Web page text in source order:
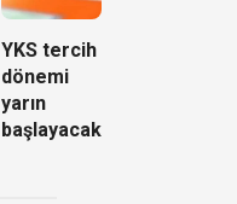
YKS tercih
dönemi
yarın
başlayacak